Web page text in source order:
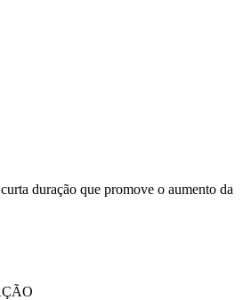
duração que promove o aumento da